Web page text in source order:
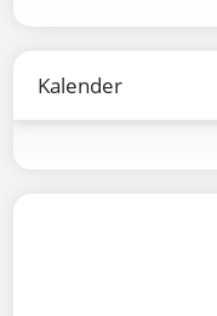
Kalender